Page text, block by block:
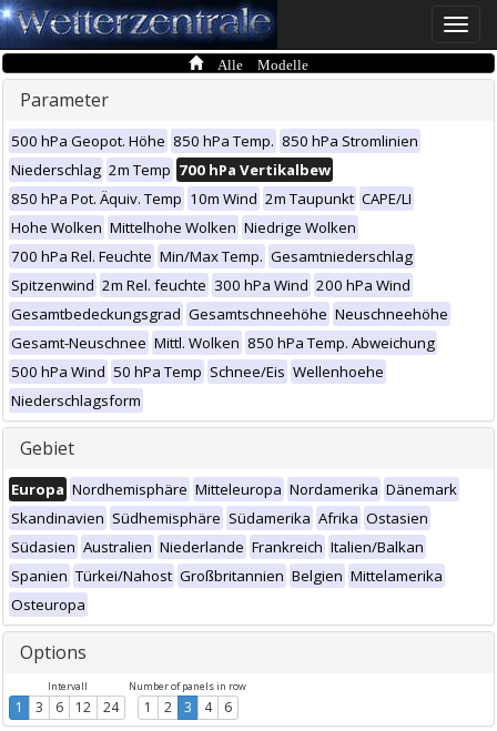
Toggle
Alle Modelle
Parameter
500 hPa Geopot. Höhe 850 hPa Temp. 850 hPa Stromlinien
Niederschlag 2m Temp 700 hPa Vertikalbew
850 hPa Pot. Äquiv. Temp 10m Wind 2m Taupunkt CAPE/LI
Hohe Wolken Mittelhohe Wolken Niedrige Wolken
700 hPa Rel. Feuchte Min/Max Temp. Gesamtniederschlag
Spitzenwind 2m Rel. feuchte 300 hPa Wind 200 hPa Wind
Gesamtbedeckungsgrad Gesamtschneehöhe Neuschneehöhe
Gesamt-Neuschnee Mittl. Wolken 850 hPa Temp. Abweichung
500 hPa Wind 50 hPa Temp Schnee/Eis Wellenhoehe
Niederschlagsform
Gebiet
Europa Nordhemisphäre Mitteleuropa Nordamerika Dänemark
Skandinavien Südhemisphäre Südamerika Afrika Ostasien
Südasien Australien Niederlande Frankreich Italien/Balkan
Spanien Türkei/Nahost Großbritannien Belgien Mittelamerika
Osteuropa
Options
Intervall
1 3 6 12 24
Number of panels in row
1 2 3 4 6